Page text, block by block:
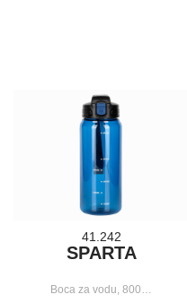
41.242
SPARTA
Boca za vodu, 800…